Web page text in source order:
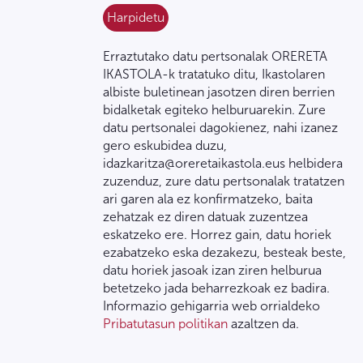
Erraztutako datu pertsonalak ORERETA
IKASTOLA-k tratatuko ditu, Ikastolaren
albiste buletinean jasotzen diren berrien
bidalketak egiteko helburuarekin. Zure
datu pertsonalei dagokienez, nahi izanez
gero eskubidea duzu,
idazkaritza@oreretaikastola.eus helbidera
zuzenduz, zure datu pertsonalak tratatzen
ari garen ala ez konfirmatzeko, baita
zehatzak ez diren datuak zuzentzea
eskatzeko ere. Horrez gain, datu horiek
ezabatzeko eska dezakezu, besteak beste,
datu horiek jasoak izan ziren helburua
betetzeko jada beharrezkoak ez badira.
Informazio gehigarria web orrialdeko
Pribatutasun politikanazaltzen da.